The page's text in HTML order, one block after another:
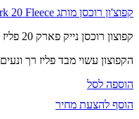
קפוצ'ון רוכסן מותג Nike Park 20 Fleece
קפוצון רוכסן נייק פארק 20 פליז
הקפוצון עשוי מבד פליז רך ונעים
הוספה לסל